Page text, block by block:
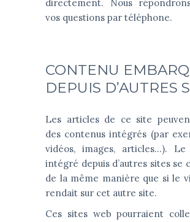
directement. Nous
vos questions par téléphone.
CONTENU
DEPUIS D’AUTRES
Les articles de ce site
des contenus intégrés (par
vidéos, images, articles…). Le
intégré depuis d’autres sites se
de la même manière que si le
rendait sur cet autre site.
Ces sites web pourraient